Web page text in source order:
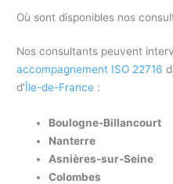
Où sont disponibles nos
Nos consultants peuvent
accompagnement ISO 22716
d’Île-de-France :
Boulogne-Billancourt
Nanterre
Asnières-sur-Seine
Colombes